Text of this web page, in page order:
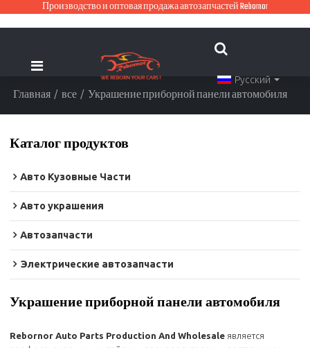
Производство и оптовая продажа автозапчастей Rebornor
Русский
Главная / все / Украшение приборной панели автомобиля
Каталог продуктов
Авто Кузовные Части
Авто украшения
Автозапчасти
Электрические автозапчасти
Украшение приборной панели автомобиля
Rebornor Auto Parts Production And Wholesale является